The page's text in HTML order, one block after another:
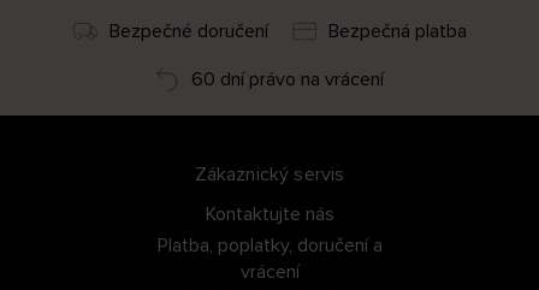
Bezpečné doručení
Bezpečná platba
60 dní právo na vrácení
Zákaznický servis
Kontaktujte nás
Platba, poplatky, doručení a
vrácení